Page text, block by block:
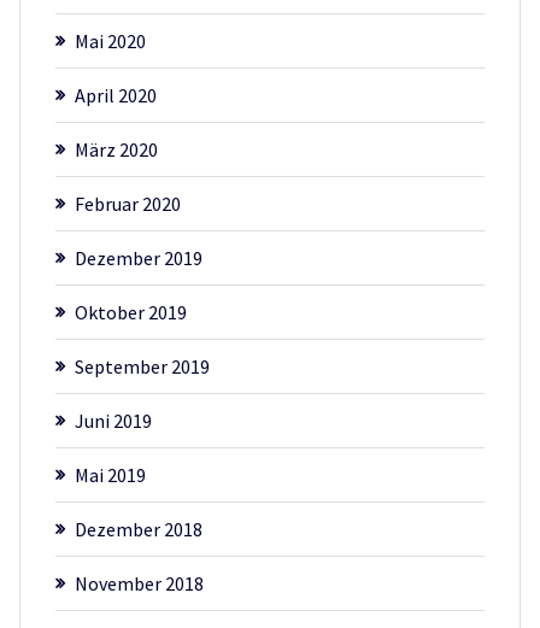
Mai 2020
April 2020
März 2020
Februar 2020
Dezember 2019
Oktober 2019
September 2019
Juni 2019
Mai 2019
Dezember 2018
November 2018